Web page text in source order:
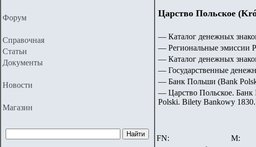
Форум
Справочная
Статьи
Документы
Новости
Магазин
Царство Польское
— Каталог денежных
— Региональные эмиссии
— Каталог денежных
— Государственные
— Банк Польши (Bank
— Царство Польское. Банк
Polski. Bilety Bankowy 1830
FN:
М: